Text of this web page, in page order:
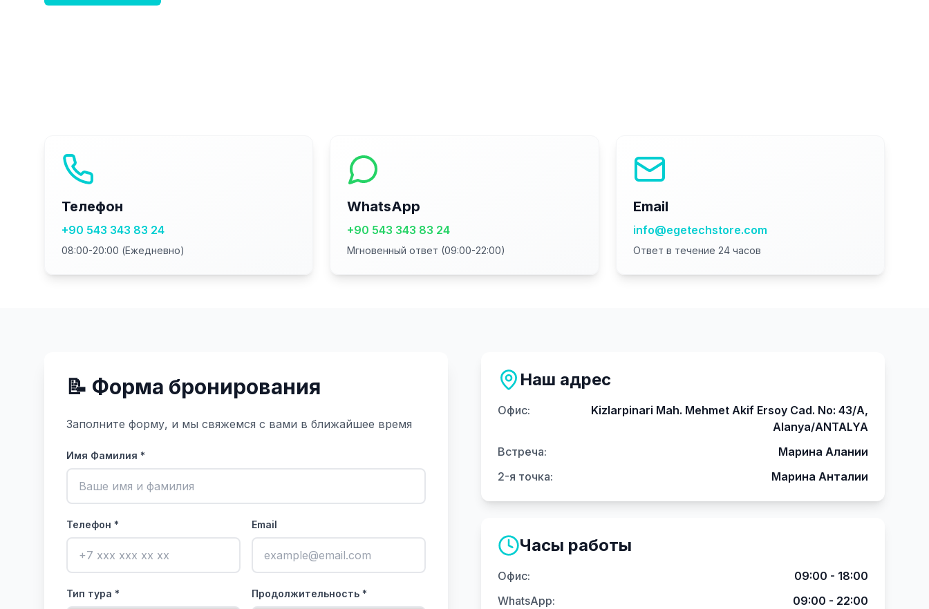
Телефон
+90 543 343 83 24
08:00-20:00 (Ежедневно)
WhatsApp
+90 543 343 83 24
Мгновенный ответ (09:00-22:00)
Email
info@egetechstore.com
Ответ в течение 24 часов
📝 Форма бронирования
Заполните форму, и мы свяжемся с вами в ближайшее время
Имя Фамилия *
Телефон * Email
Тип тура * Продолжительность *
Наш адрес
Офис:
Kizlarpinari Mah. Mehmet Akif Ersoy Cad. No: 43/A,
Alanya/ANTALYA
Встреча:
Марина Алании
2-я точка: Марина Анталии
Часы работы
Офис:
09:00 - 18:00
WhatsApp:
09:00 - 22:00